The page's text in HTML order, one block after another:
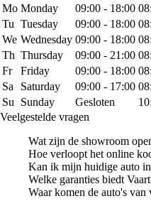
Mo Monday 09:00 - 18:00
Tu Tuesday 09:00 - 18:00
We Wednesday 09:00 - 18:00
Th Thursday 09:00 - 21:00
Fr
Friday 09:00 - 18:00
Sa
Saturday 09:00 - 17:00
Su
Sunday Gesloten
Veelgestelde vragen
Wat zijn de showroom
Hoe verloopt het online
Kan ik mijn huidige auto
Welke garanties biedt
Waar komen de auto's van